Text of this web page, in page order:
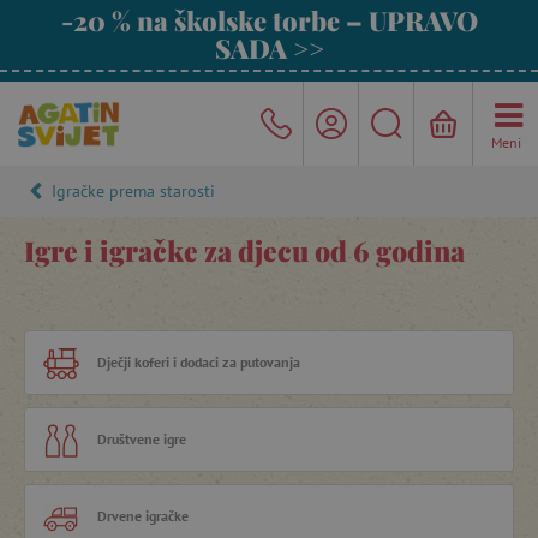
-20 % na školske torbe – UPRAVO
SADA >>
Meni
Igračke prema starosti
Igre i igračke za djecu od 6 godina
Dječji koferi i dodaci za putovanja
Društvene igre
Drvene igračke